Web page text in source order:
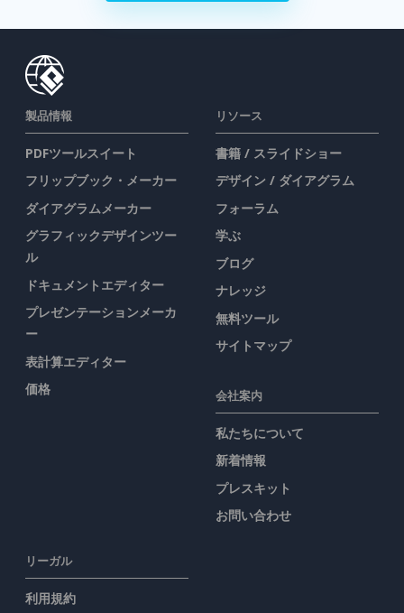
製品情報
PDFツールスイート
フリップブック・メーカー
ダイアグラムメーカー
グラフィックデザインツー
ル
ドキュメントエディター
プレゼンテーションメーカ
ー
表計算エディター
価格
リソース
書籍 / スライドショー
デザイン / ダイアグラム
フォーラム
学ぶ
ブログ
ナレッジ
無料ツール
サイトマップ
会社案内
私たちについて
新着情報
プレスキット
お問い合わせ
リーガル
利用規約